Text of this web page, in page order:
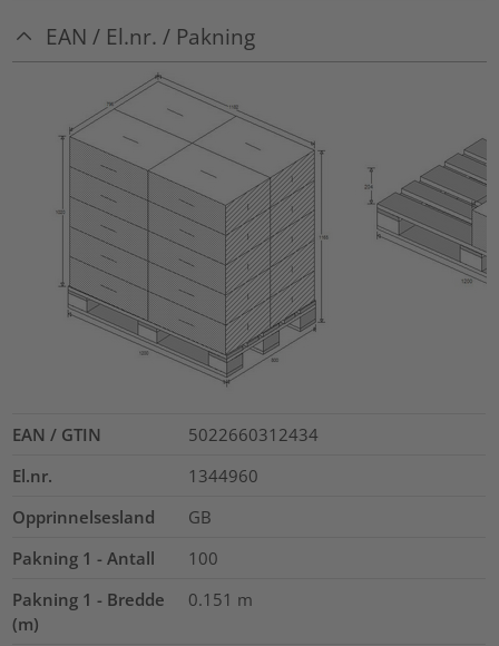
EAN / El.nr. / Pakning
EAN / GTIN
5022660312434
El.nr.
1344960
Opprinnelsesland
GB
Pakning 1 - Antall
100
Pakning 1 - Bredde
(m)
0.151 m